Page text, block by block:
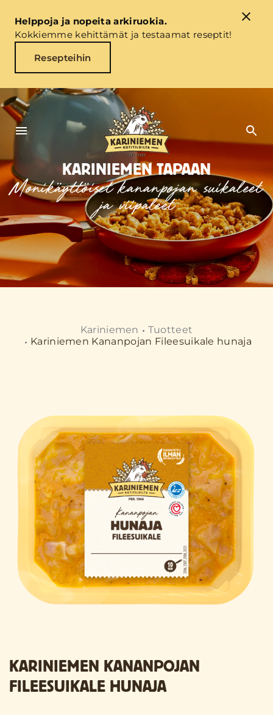
Helppoja ja nopeita arkiruokia.
Kokkiemme kehittämät ja testaamat reseptit!
Resepteihin
KARINIEMEN TAPAAN
Monikäyttöiset kananpojan suikaleet
ja viipaleet
Kariniemen
Tuotteet
Kariniemen Kananpojan Fileesuikale hunaja
KARINIEMEN KANANPOJAN
FILEESUIKALE HUNAJA